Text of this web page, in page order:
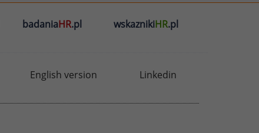
badaniaHR.pl wskaznikiHR.pl
English version Linkedin